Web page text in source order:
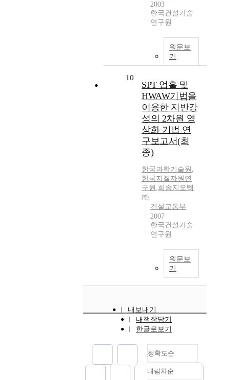
2003
한국건설기술
연구원
원문보
기
10
SPT 업홀 및
HWAW기법을
이용한 지반강
성의 2차원 영
상화 기법 연
구보고서(최
종)
한국과학기술원 ,
한국지질자원연
구원 ,희송지오텍
㈜
건설교통부
2007
한국건설기술
연구원
원문보
기
내보내기
내책장담기
한글로보기
정확도순
정확도
내림차순